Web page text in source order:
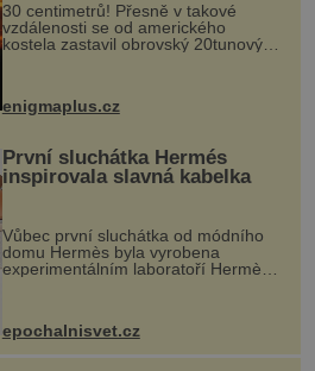
30 centimetrů! Přesně v takové
vzdálenosti se od amerického
kostela zastavil obrovský 20tunový
...
enigmaplus.cz
První sluchátka Hermés
inspirovala slavná kabelka
Vůbec první sluchátka od módního
domu Hermès byla vyrobena
experimentálním laboratoří Hermès
kovový...
epochalnisvet.cz